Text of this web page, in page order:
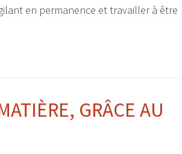
en permanence et travailler à être
GRÂCE AU